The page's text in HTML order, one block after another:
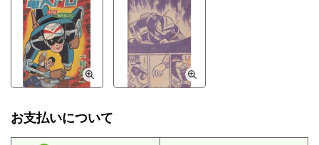
お支払いについて